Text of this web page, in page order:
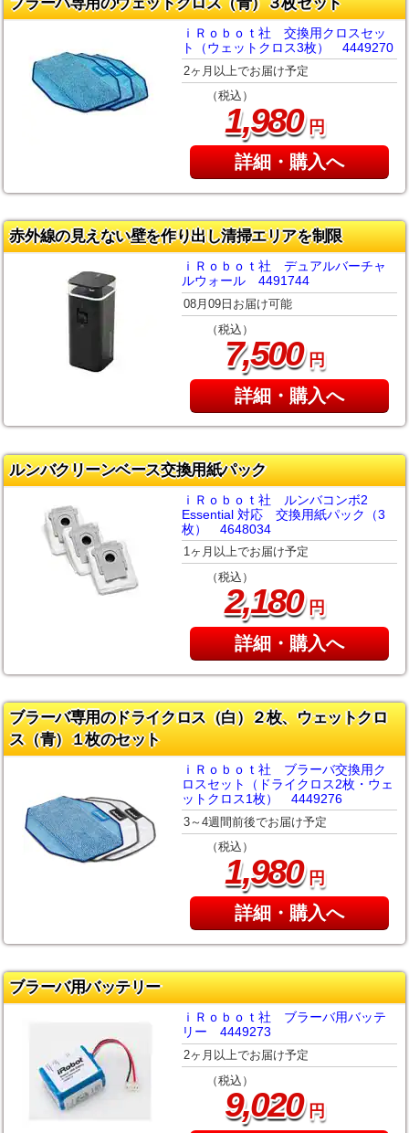
ｉＲｏｂｏｔ社 交換用クロスセッ
ト（ウェットクロス3枚） 4449270
2ヶ月以上でお届け予定
（税込）
1,980円
詳細・購入へ
赤外線の見えない壁を作り出し清掃エリアを制限
ｉＲｏｂｏｔ社 デュアルバーチャ
ルウォール 4491744
08月09日お届け可能
（税込）
7,500円
詳細・購入へ
ルンバクリーンベース交換用紙パック
ｉＲｏｂｏｔ社 ルンバコンボ2
Essential 対応 交換用紙パック（3
枚） 4648034
1ヶ月以上でお届け予定
（税込）
2,180円
詳細・購入へ
ブラーバ専用のドライクロス（白）２枚、ウェットクロ
ス（青）１枚のセット
ｉＲｏｂｏｔ社 ブラーバ交換用ク
ロスセット（ドライクロス2枚・ウェ
ットクロス1枚） 4449276
3～4週間前後でお届け予定
（税込）
1,980円
詳細・購入へ
ブラーバ用バッテリー
ｉＲｏｂｏｔ社 ブラーバ用バッテ
リー 4449273
2ヶ月以上でお届け予定
（税込）
9,020円